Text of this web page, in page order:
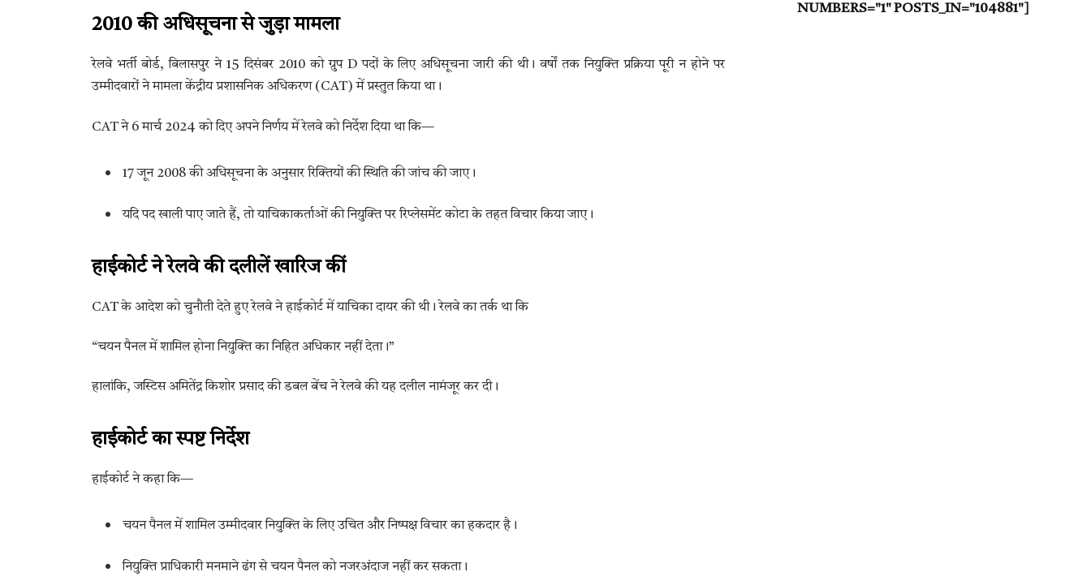
2010 की अधिसूचना से जुड़ा मामला
रेलवे भर्ती बोर्ड, बिलासपुर ने 15 दिसंबर 2010 को ग्रुप D पदों के लिए अधिसूचना जारी की थी। वर्षों तक नियुक्ति प्रक्रिया पूरी न होने पर
उम्मीदवारों ने मामला केंद्रीय प्रशासनिक अधिकरण (CAT) में प्रस्तुत किया था।
CAT ने 6 मार्च 2024 को दिए अपने निर्णय में रेलवे को निर्देश दिया था कि—
17 जून 2008 की अधिसूचना के अनुसार रिक्तियों की स्थिति की जांच की जाए।
यदि पद खाली पाए जाते हैं, तो याचिकाकर्ताओं की नियुक्ति पर रिप्लेसमेंट कोटा के तहत विचार किया जाए।
हाईकोर्ट ने रेलवे की दलीलें खारिज कीं
CAT के आदेश को चुनौती देते हुए रेलवे ने हाईकोर्ट में याचिका दायर की थी। रेलवे का तर्क था कि
“चयन पैनल में शामिल होना नियुक्ति का निहित अधिकार नहीं देता।”
हालांकि, जस्टिस अमितेंद्र किशोर प्रसाद की डबल बेंच ने रेलवे की यह दलील नामंजूर कर दी।
हाईकोर्ट का स्पष्ट निर्देश
हाईकोर्ट ने कहा कि—
चयन पैनल में शामिल उम्मीदवार नियुक्ति के लिए उचित और निष्पक्ष विचार का हकदार है।
नियुक्ति प्राधिकारी मनमाने ढंग से चयन पैनल को नजरअंदाज नहीं कर सकता।
NUMBERS="1" POSTS_IN="104881"]